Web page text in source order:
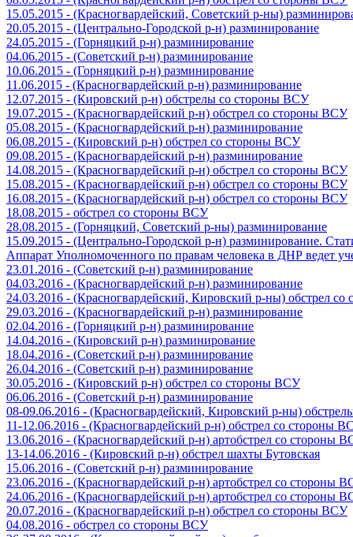
15.05.2015 - (Красногвардейский, Советский р-ны)
20.05.2015 - (Центрально-Городской р-н) разминирование
24.05.2015 - (Горняцкий р-н) разминирование
04.06.2015 - (Советский р-н) разминирование
10.06.2015 - (Горняцкий р-н) разминирование
11.06.2015 - (Красногвардейский р-н) разминирование
12.07.2015 - (Кировский р-н) обстрелы со стороны ВСУ
19.07.2015 - (Красногвардейский р-н) обстрел со стороны ВСУ
05.08.2015 - (Красногвардейский р-н) разминирование
06.08.2015 - (Кировский р-н) обстрел со стороны ВСУ
09.08.2015 - (Красногвардейский р-н) разминирование
14.08.2015 - (Красногвардейский р-н) обстрел со стороны ВСУ
15.08.2015 - (Красногвардейский р-н) обстрел со стороны ВСУ
16.08.2015 - (Красногвардейский р-н) обстрел со стороны ВСУ
18.08.2015 - обстрел со стороны ВСУ
28.08.2015 - (Горняцкий, Советский р-ны) разминирование
15.09.2015 - (Центрально-Городской р-н) разминирование.
Аппарат Уполномоченного по правам человека в ДНР ведет
23.01.2016 - (Советский р-н) разминирование
04.03.2016 - (Красногвардейский р-н) разминирование
24.03.2016 - (Красногвардейский, Кировский р-ны) обстрел
29.03.2016 - (Красногвардейский р-н) разминирование
02.04.2016 - (Горняцкий р-н) разминирование
14.04.2016 - (Кировский р-н) разминирование
18.04.2016 - (Советский р-н) разминирование
26.04.2016 - (Советский р-н) разминирование
30.05.2016 - (Кировский р-н) обстрел со стороны ВСУ
06.06.2016 - (Советский р-н) разминирование
08-09.06.2016 - (Красногвардейский, Кировский р-ны)
11-12.06.2016 - (Красногвардейский р-н) обстрел со стороны
13.06.2016 - (Красногвардейский р-н) артобстрел со стороны
13-14.06.2016 - (Кировский р-н) обстрел шахты Бутовская
15.06.2016 - (Советский р-н) разминирование
23.06.2016 - (Красногвардейский р-н) артобстрел со стороны
24.06.2016 - (Красногвардейский р-н) артобстрел со стороны
20.07.2016 - (Красногвардейский р-н) обстрел со стороны ВСУ
04.08.2016 - обстрел со стороны ВСУ